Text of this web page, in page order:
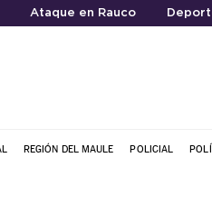
Ataque en Rauco
REGIÓN DEL MAULE POLICIAL